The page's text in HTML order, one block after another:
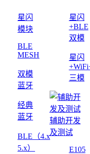
星闪
模块
BLE
MESH
双模
蓝牙
经典
蓝牙
BLE（4.x
5.x）
星闪
+BLE
双模
星闪
三模
辅助开发
及测试
E105